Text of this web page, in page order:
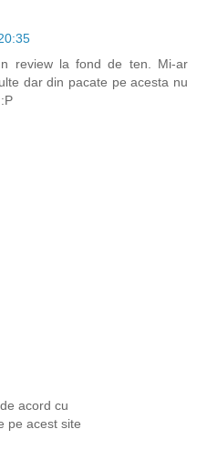
review la fond de ten. Mi-ar
dar din pacate pe acesta nu
acord cu
pe acest site